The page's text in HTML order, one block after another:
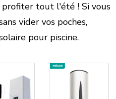
profiter tout l'été ! Si vous
vider vos poches,
pour piscine.